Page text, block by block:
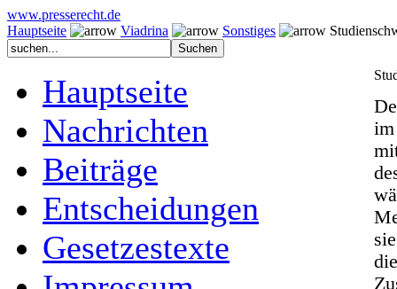
www.presserecht.de
Hauptseite
Viadrina Sonstiges
Hauptseite
Nachrichten
Beiträge
Entscheidungen
Gesetzestexte
im